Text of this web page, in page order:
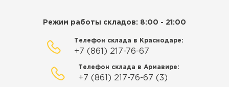
Режим работы складов: 8:00 - 21:00
Телефон склада в Краснодаре:
+7 (861) 217-76-67
Телефон склада в Армавире:
+7 (861) 217-76-67 (3)